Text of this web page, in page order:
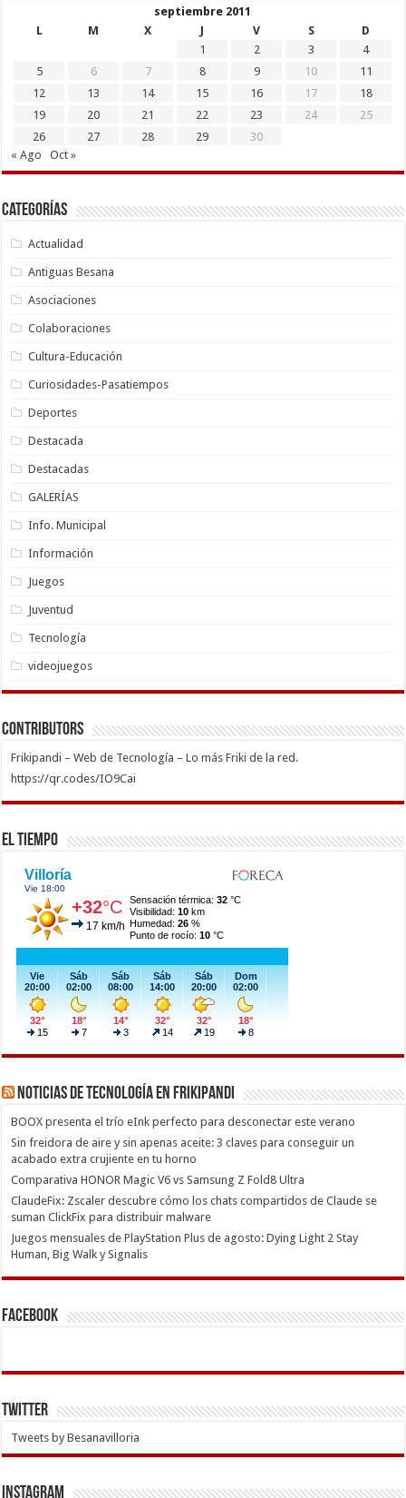
septiembre 2011
L
M X J V S
D
1
2 3
4
5
6 7 8 9 10
11
12
13 14 15 16 17
18
19
20 21 22 23 24
25
26
27 28 29
30
« Ago
Oct »
Categorías
Actualidad
Antiguas Besana
Asociaciones
Colaboraciones
Cultura-Educación
Curiosidades-Pasatiempos
Deportes
Destacada
Destacadas
GALERÍAS
Info. Municipal
Información
Juegos
Juventud
Tecnología
videojuegos
Contributors
Frikipandi – Web de Tecnología – Lo más Friki de la red.
https://qr.codes/IO9Cai
El Tiempo
Noticias de Tecnología en Frikipandi
BOOX presenta el trío eInk perfecto para desconectar este verano
Sin freidora de aire y sin apenas aceite: 3 claves para conseguir un
acabado extra crujiente en tu horno
Comparativa HONOR Magic V6 vs Samsung Z Fold8 Ultra
ClaudeFix: Zscaler descubre cómo los chats compartidos de Claude se
suman ClickFix para distribuir malware
Juegos mensuales de PlayStation Plus de agosto: Dying Light 2 Stay
Human, Big Walk y Signalis
Facebook
Twitter
Tweets by Besanavilloria
INSTAGRAM